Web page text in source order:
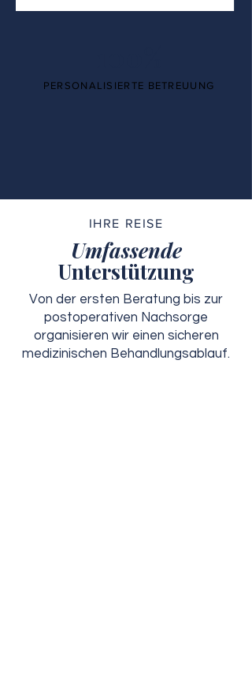
PERSONALISIERTE BETREUUNG
IHRE REISE
Umfassende
Unterstützung
Von der ersten Beratung bis zur
postoperativen Nachsorge
organisieren wir einen sicheren
medizinischen Behandlungsablauf.